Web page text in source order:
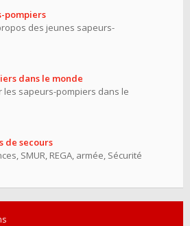
pompiers
des jeunes sapeurs-
dans le monde
les sapeurs-pompiers dans le
de secours
SMUR, REGA, armée, Sécurité